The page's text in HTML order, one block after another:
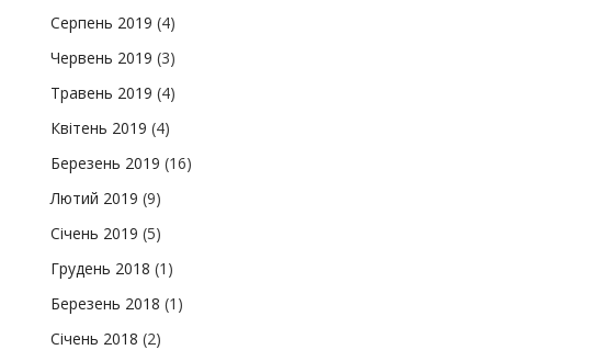
Серпень 2019 (4)
Червень 2019 (3)
Травень 2019 (4)
Квітень 2019 (4)
Березень 2019 (16)
Лютий 2019 (9)
Січень 2019 (5)
Грудень 2018 (1)
Березень 2018 (1)
Січень 2018 (2)